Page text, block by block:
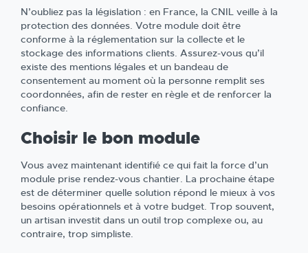
N’oubliez pas la législation : en France, la CNIL veille à la
protection des données. Votre module doit être
conforme à la réglementation sur la collecte et le
stockage des informations clients. Assurez-vous qu’il
existe des mentions légales et un bandeau de
consentement au moment où la personne remplit ses
coordonnées, afin de rester en règle et de renforcer la
confiance.
Choisir le bon module
Vous avez maintenant identifié ce qui fait la force d’un
module prise rendez-vous chantier. La prochaine étape
est de déterminer quelle solution répond le mieux à vos
besoins opérationnels et à votre budget. Trop souvent,
un artisan investit dans un outil trop complexe ou, au
contraire, trop simpliste.